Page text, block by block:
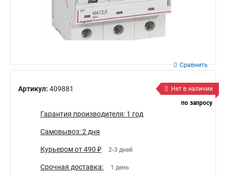
Артикул: 409881
Сравнить
Нет в наличии
по запросу
Гарантия производителя: 1 год
Самовывоз: 2 дня
Курьером от 490 ₽ 2-3 дней
Срочная доставка: 1 день